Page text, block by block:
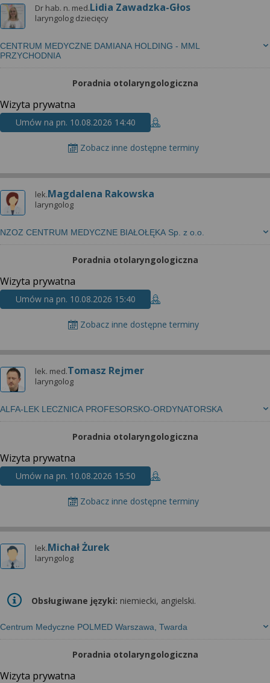
Dr hab. n. med.Lidia Zawadzka-Głos
laryngolog dziecięcy
CENTRUM MEDYCZNE DAMIANA HOLDING - MML
PRZYCHODNIA
Poradnia otolaryngologiczna
Wizyta prywatna
Umów na pn. 10.08.2026 14:40
Zobacz inne dostępne terminy
lek.Magdalena Rakowska
laryngolog
NZOZ CENTRUM MEDYCZNE BIAŁOŁĘKA Sp. z o.o.
Poradnia otolaryngologiczna
Wizyta prywatna
Umów na pn. 10.08.2026 15:40
Zobacz inne dostępne terminy
lek. med.Tomasz Rejmer
laryngolog
ALFA-LEK LECZNICA PROFESORSKO-ORDYNATORSKA
Poradnia otolaryngologiczna
Wizyta prywatna
Umów na pn. 10.08.2026 15:50
Zobacz inne dostępne terminy
lek.Michał Żurek
laryngolog
Centrum Medyczne POLMED Warszawa, Twarda
Obsługiwane języki: niemiecki, angielski.
Poradnia otolaryngologiczna
Wizyta prywatna